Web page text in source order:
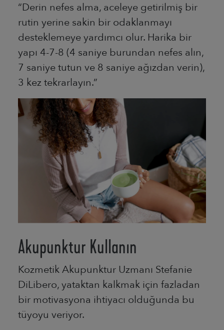
“Derin nefes alma, aceleye getirilmiş bir
rutin yerine sakin bir odaklanmayı
desteklemeye yardımcı olur. Harika bir
yapı 4-7-8 (4 saniye burundan nefes alın,
7 saniye tutun ve 8 saniye ağızdan verin),
3 kez tekrarlayın.”
Akupunktur Kullanın
Kozmetik Akupunktur Uzmanı Stefanie
DiLibero, yataktan kalkmak için fazladan
bir motivasyona ihtiyacı olduğunda bu
tüyoyu veriyor.